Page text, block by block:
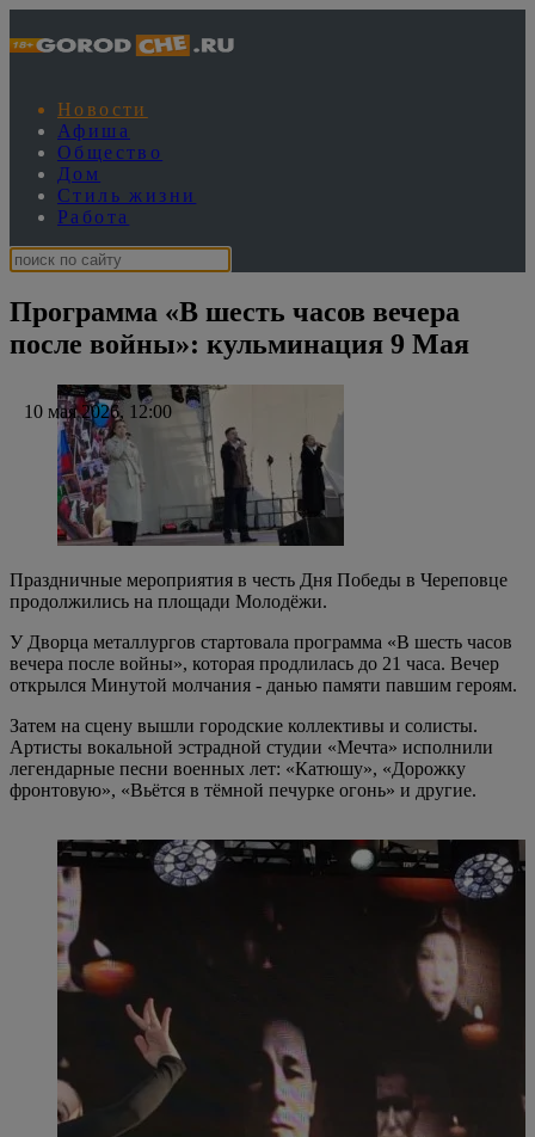
Новости
Афиша
Общество
Дом
Стиль жизни
Работа
Программа «В шесть часов вечера
после войны»: кульминация 9 Мая
10 мая 2026, 12:00
Праздничные мероприятия в честь Дня Победы в Череповце
продолжились на площади Молодёжи.
У Дворца металлургов стартовала программа «В шесть часов
вечера после войны», которая продлилась до 21 часа. Вечер
открылся Минутой молчания - данью памяти павшим героям.
Затем на сцену вышли городские коллективы и солисты.
Артисты вокальной эстрадной студии «Мечта» исполнили
легендарные песни военных лет: «Катюшу», «Дорожку
фронтовую», «Вьётся в тёмной печурке огонь» и другие.